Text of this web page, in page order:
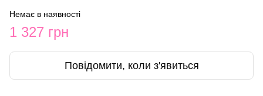
Немає в наявності
1 327 грн
Повідомити, коли з'явиться